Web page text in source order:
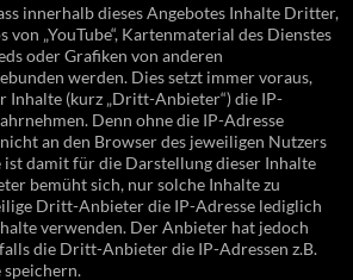
innerhalb dieses Angebotes Inhalte Dritter,
von „YouTube“, Kartenmaterial des Dienstes
oder Grafiken von anderen
werden. Dies setzt immer voraus,
Inhalte (kurz „Dritt-Anbieter“) die IP-
Denn ohne die IP-Adresse
an den Browser des jeweiligen Nutzers
ist damit für die Darstellung dieser Inhalte
bemüht sich, nur solche Inhalte zu
Dritt-Anbieter die IP-Adresse lediglich
verwenden. Der Anbieter hat jedoch
die Dritt-Anbieter die IP-Adressen z.B.